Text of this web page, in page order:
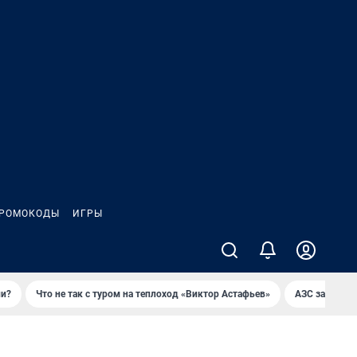
ИГРЫ
Что не так с туром на теплоход «Виктор Астафьев» AЗС